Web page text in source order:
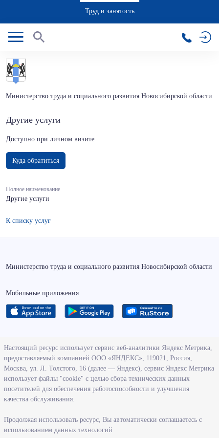
Труд и занятость
Министерство труда и социального развития Новосибирской области
Другие услуги
Доступно при личном визите
Куда обратиться
Полное наименование
Другие услуги
К списку услуг
Министерство труда и социального развития Новосибирской области
Мобильные приложения
О ведомстве
Деятельность министерства труда и социального развития
Новосибирской области
Контрольно-надзорная деятельность министерства
Государственные программы, реализуемые министерством
Службы и учреждения, подведомственные министерству
Поступление на государственную гражданскую службу
Настоящий ресурс использует сервис веб-аналитики Яндекс Метрика,
предоставляемый компанией ООО «ЯНДЕКС», 119021, Россия,
Москва, ул. Л. Толстого, 16 (далее — Яндекс), сервис Яндекс Метрика
использует файлы "cookie" с целью сбора технических данных
посетителей для обеспечения работоспособности и улучшения
качества обслуживания.
Продолжая использовать ресурс, Вы автоматически соглашаетесь с
использованием данных технологий